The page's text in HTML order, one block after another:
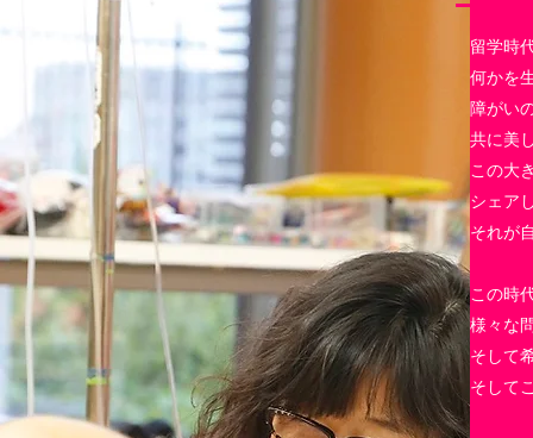
留学時
何かを
障がい
共に美
この大
シェア
それが
この時
様々な
そして
そして